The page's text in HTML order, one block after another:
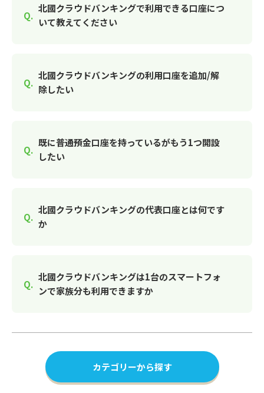
北國クラウドバンキングで利用できる口座につ
いて教えてください
北國クラウドバンキングの利用口座を追加/解
除したい
既に普通預金口座を持っているがもう1つ開設
したい
北國クラウドバンキングの代表口座とは何です
か
北國クラウドバンキングは1台のスマートフォ
ンで家族分も利用できますか
カテゴリーから探す